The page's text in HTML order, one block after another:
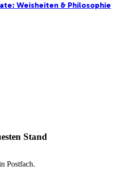
Weisheiten & Philosophie
Stand
Postfach.